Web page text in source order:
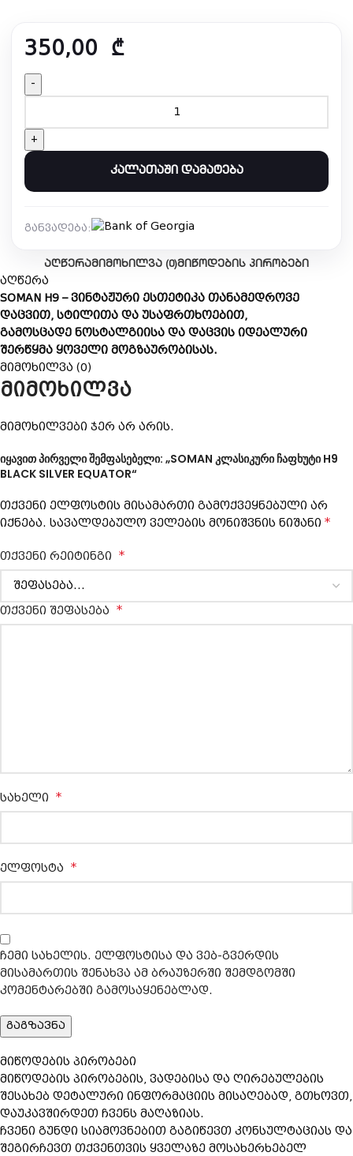
350,00 ₾
ᲙᲐᲚᲐᲗᲐᲨᲘ ᲓᲐᲛᲐᲢᲔᲑᲐ
განვადება:
ᲐᲦᲬᲔᲠᲐᲛᲘᲛᲝᲮᲘᲚᲕᲐ (0)ᲛᲘᲬᲝᲓᲔᲑᲘᲡ ᲞᲘᲠᲝᲑᲔᲑᲘ
აღწერა
SOMAN H9 – ვინტაჟური ესთეტიკა თანამედროვე
დაცვით, სტილითა და უსაფრთხოებით,
გამოსცადე ნოსტალგიისა და დაცვის იდეალური
შერწყმა ყოველი მოგზაურობისას.
მიმოხილვა (0)
მიმოხილვა
მიმოხილვები ჯერ არ არის.
იყავით პირველი შემფასებელი: „SOMAN კლასიკური ჩაფხუტი H9
BLACK SILVER EQUATOR“
თქვენი ელფოსტის მისამართი გამოქვეყნებული არ
იქნება. სავალდებულო ველების მონიშვნის ნიშანი *
თქვენი რეიტინგი *
თქვენი შეფასება *
სახელი *
ელფოსტა *
ჩემი სახელის. ელფოსტისა და ვებ-გვერდის
მისამართის შენახვა ამ ბრაუზერში შემდგომში
კომენტარებში გამოსაყენებლად.
მიწოდების პირობები
მიწოდების პირობების, ვადებისა და ღირებულების
შესახებ დეტალური ინფორმაციის მისაღებად, გთხოვთ,
დაუკავშირდეთ ჩვენს მაღაზიას.
ჩვენი გუნდი სიამოვნებით გაგიწევთ კონსულტაციას და
შეგირჩევთ თქვენთვის ყველაზე მოსახერხებელ